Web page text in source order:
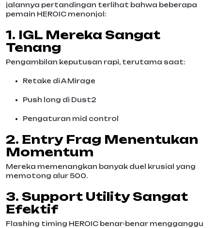
jalannya pertandingan terlihat bahwa beberapa
pemain HEROIC menonjol:
1. IGL Mereka Sangat
Tenang
Pengambilan keputusan rapi, terutama saat:
Retake di A Mirage
Push long di Dust2
Pengaturan mid control
2. Entry Frag Menentukan
Momentum
Mereka memenangkan banyak duel krusial yang
memotong alur 500.
3. Support Utility Sangat
Efektif
Flashing timing HEROIC benar-benar mengganggu